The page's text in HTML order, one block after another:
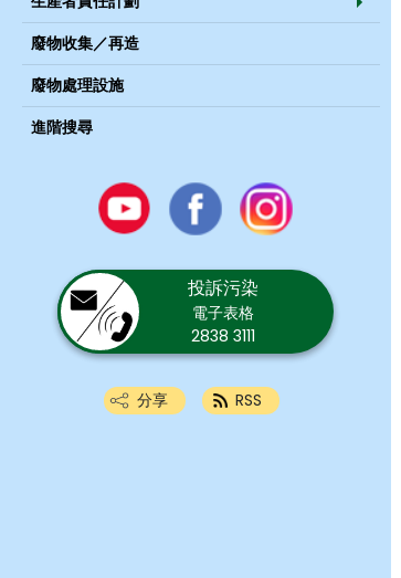
廢物收集／再造
廢物處理設施
進階搜尋
Youtube
FacebookInstagram
投訴污染
電子表格
2838 3111
分享 RSS